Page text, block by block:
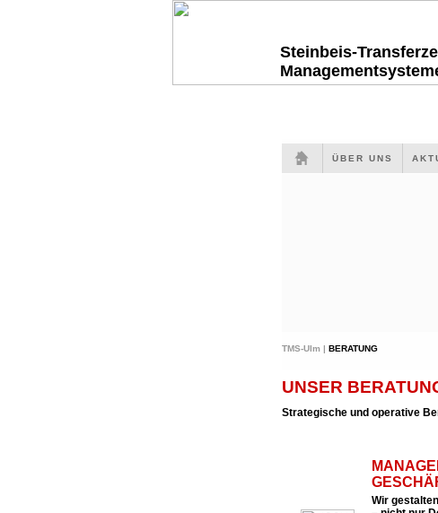
Steinbeis-
ÜBER UNS
TMS-Ulm | BERATUNG
UNSER
Strategische und operative
Wir